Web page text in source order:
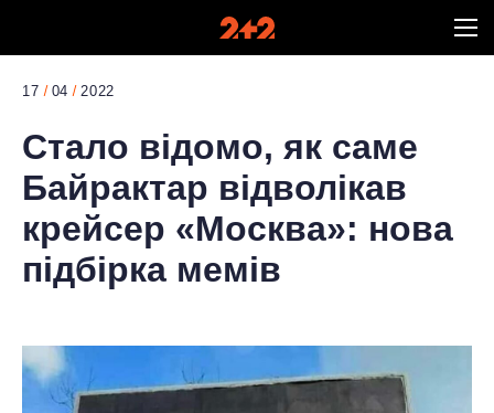
17 04 2022
Стало відомо, як саме
Байрактар відволікав
крейсер «Москва»: нова
підбірка мемів